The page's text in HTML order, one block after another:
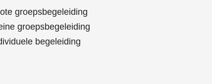
groepsbegeleiding
groepsbegeleiding
begeleiding